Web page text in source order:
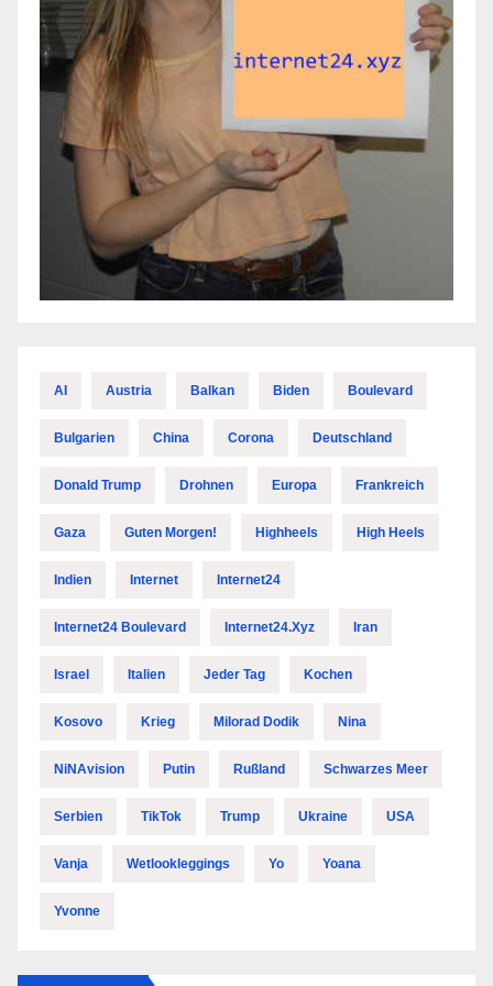
AI Austria Balkan Biden Boulevard
Bulgarien China Corona Deutschland
Donald Trump Drohnen Europa Frankreich
Gaza Guten Morgen! Highheels High Heels
Indien Internet Internet24
Internet24 Boulevard Internet24.xyz Iran
Israel Italien Jeder Tag Kochen
Kosovo Krieg Milorad Dodik Nina
NiNAvision Putin Rußland Schwarzes Meer
Serbien TikTok Trump Ukraine USA
Vanja Wetlookleggings Yo Yoana
Yvonne